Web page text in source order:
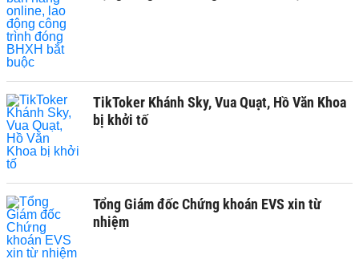
TikToker Khánh Sky, Vua Quạt, Hồ Văn Khoa
bị khởi tố
Tổng Giám đốc Chứng khoán EVS xin từ
nhiệm